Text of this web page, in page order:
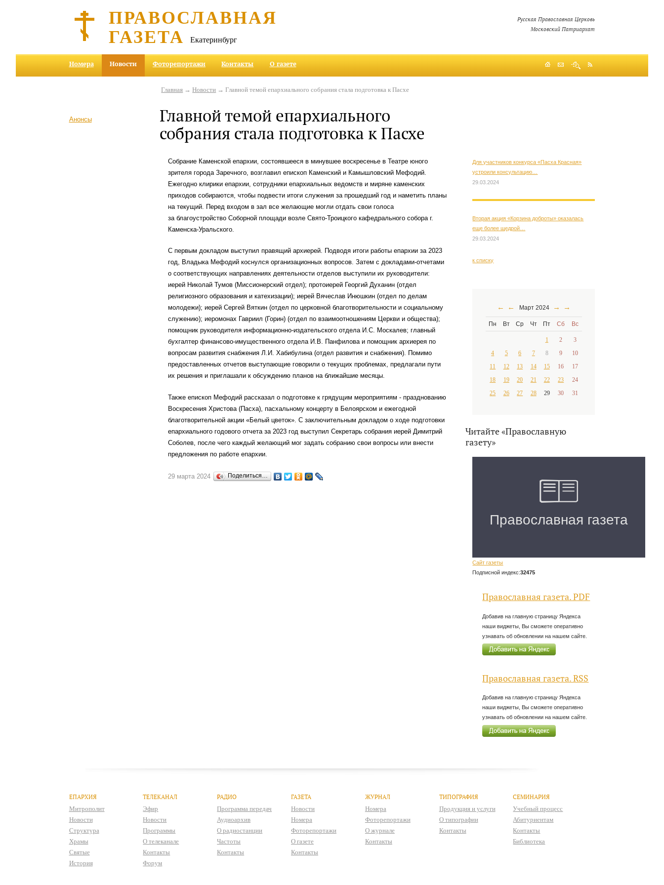
ПРАВОСЛАВНАЯ
ГАЗЕТА Екатеринбург
Русская Православная Церковь
Московский Патриархат
Номера Новости Фоторепортажи Контакты О газете
Анонсы
Главная →Новости → Главной темой епархиального собрания стала подготовка к Пасхе
Главной темой епархиального
собрания стала подготовка к Пасхе
Собрание Каменской епархии, состоявшееся в минувшее воскресенье в Театре юного
зрителя города Заречного, возглавил епископ Каменский и Камышловский Мефодий.
Ежегодно клирики епархии, сотрудники епархиальных ведомств и миряне каменских
приходов собираются, чтобы подвести итоги служения за прошедший год и наметить планы
на текущий. Перед входом в зал все желающие могли отдать свои голоса
за благоустройство Соборной площади возле Свято-Троицкого кафедрального собора г.
Каменска-Уральского.
С первым докладом выступил правящий архиерей. Подводя итоги работы епархии за 2023
год, Владыка Мефодий коснулся организационных вопросов. Затем с докладами-отчетами
о соответствующих направлениях деятельности отделов выступили их руководители:
иерей Николай Тумов (Миссионерский отдел); протоиерей Георгий Духанин (отдел
религиозного образования и катехизации); иерей Вячеслав Инюшкин (отдел по делам
молодежи); иерей Сергей Вяткин (отдел по церковной благотворительности и социальному
служению); иеромонах Гавриил (Горин) (отдел по взаимоотношениям Церкви и общества);
помощник руководителя информационно-издательского отдела И.С. Москалев; главный
бухгалтер финансово-имущественного отдела И.В. Панфилова и помощник архиерея по
вопросам развития снабжения Л.И. Хабибулина (отдел развития и снабжения). Помимо
предоставленных отчетов выступающие говорили о текущих проблемах, предлагали пути
их решения и приглашали к обсуждению планов на ближайшие месяцы.
Также епископ Мефодий рассказал о подготовке к грядущим мероприятиям - празднованию
Воскресения Христова (Пасха), пасхальному концерту в Белоярском и ежегодной
благотворительной акции «Белый цветок». С заключительным докладом о ходе подготовки
епархиального годового отчета за 2023 год выступил Секретарь собрания иерей Димитрий
Соболев, после чего каждый желающий мог задать собранию свои вопросы или внести
предложения по работе епархии.
29 марта 2024 Поделиться…
Для участников конкурса «Пасха Красная»
устроили консультацию…
29.03.2024
Вторая акция «Корзина доброты» оказалась
еще более щедрой…
29.03.2024
к списку
← ← Март 2024 → →
Пн Вт Ср Чт Пт Сб Вс
1 2
3
4
5 6 7 8 9
10
11
12 13 14 15 16
17
18
19 20 21 22 23
24
25
26 27 28 29 30 31
Читайте «Православную
газету»
Сайт газеты
Подписной индекс:32475
Православная газета. PDF
Добавив на главную страницу Яндекса
наши виджеты, Вы сможете оперативно
узнавать об обновлении на нашем сайте.
Православная газета. RSS
Добавив на главную страницу Яндекса
наши виджеты, Вы сможете оперативно
узнавать об обновлении на нашем сайте.
ЕПАРХИЯ
Митрополит
Новости
Структура
Храмы
Святые
История
ТЕЛЕКАНАЛ
Эфир
Новости
Программы
О телеканале
Контакты
Форум
РАДИО
Программа передач
Аудиоархив
О радиостанции
Частоты
Контакты
ГАЗЕТА
Новости
Номера
Фоторепортажи
О газете
Контакты
ЖУРНАЛ
Номера
Фоторепортажи
О журнале
Контакты
ТИПОГРАФИЯ
Продукция и услуги
О типографии
Контакты
СЕМИНАРИЯ
Учебный процесс
Абитуриентам
Контакты
Библиотека